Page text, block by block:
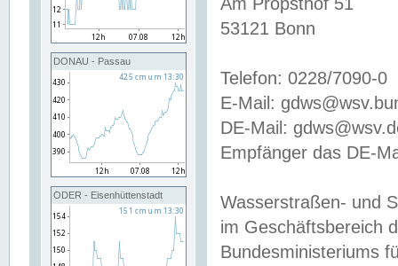
DONAU - Passau
ODER - Eisenhüttenstadt
53121 Bonn
Telefon: 0228/7090-0
E-Mail:
DE-Mail:
Empfänger das DE-
Wasserstraßen- und
im Geschäftsbereich
Bundesministeriums